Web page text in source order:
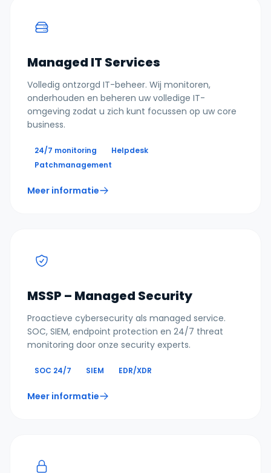
Managed IT Services
Volledig ontzorgd IT-beheer. Wij monitoren,
onderhouden en beheren uw volledige IT-
omgeving zodat u zich kunt focussen op uw core
business.
24/7 monitoring
Helpdesk
Patchmanagement
Meer informatie
MSSP – Managed Security
Proactieve cybersecurity als managed service.
SOC, SIEM, endpoint protection en 24/7 threat
monitoring door onze security experts.
SOC 24/7 SIEM EDR/XDR
Meer informatie